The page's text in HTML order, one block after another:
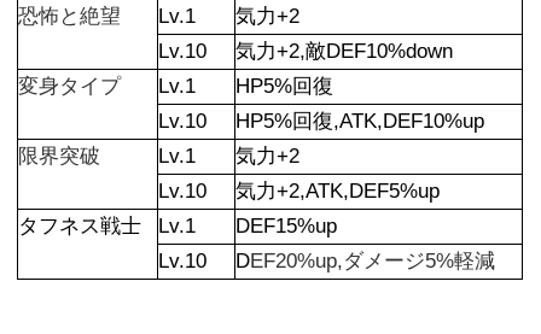
恐怖と絶望
Lv.1
気力+2
Lv.10
気力+2,敵DEF10%down
変身タイプ
Lv.1
HP5%回復
Lv.10
HP5%回復,ATK,DEF10%up
限界突破
Lv.1
気力+2
Lv.10
気力+2,ATK,DEF5%up
タフネス戦士
Lv.1
DEF15%up
Lv.10
DEF20%up,ダメージ5%軽減